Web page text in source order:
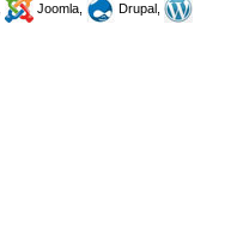
Joomla,
Drupal,